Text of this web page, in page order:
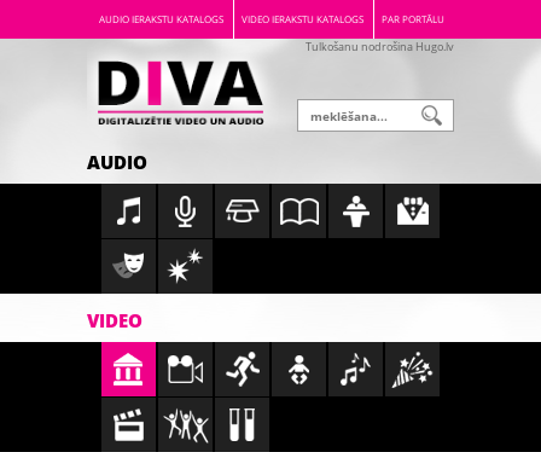
AUDIO IERAKSTU KATALOGS VIDEO IERAKSTU KATALOGS PAR PORTĀLU
Tulkošanu nodrošina Hugo.lv
AUDIO
VIDEO